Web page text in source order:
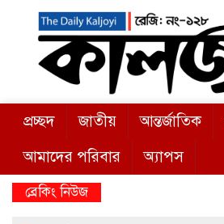
প্রচ্ছদ জাতীয় আন্তর্জাতিক
আমাদের পরিবার
অ্যাপস
ব্রেকিং নিউজ